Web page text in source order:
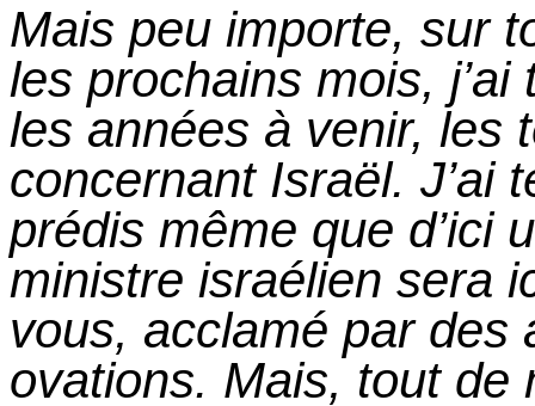
Mais peu importe, sur
les prochains mois,
les années à venir, les
concernant Israël. J’ai
prédis même que d’ici
ministre israélien sera
vous, acclamé par des
ovations. Mais, tout de